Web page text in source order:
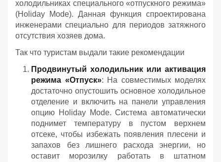
холодильниках специального «отпускного режима»
(Holiday Mode). Данная функция спроектирована
инженерами специально для периодов затяжного
отсутствия хозяев дома.
Так что туристам выдали такие рекомендации
Продвинутый холодильник или активация
режима «Отпуск»: На совместимых моделях
достаточно опустошить основное холодильное
отделение и включить на панели управления
опцию Holiday Mode. Система автоматически
поднимет температуру в пустом верхнем
отсеке, чтобы избежать появления плесени и
запахов без лишнего расхода энергии, но
оставит морозилку работать в штатном